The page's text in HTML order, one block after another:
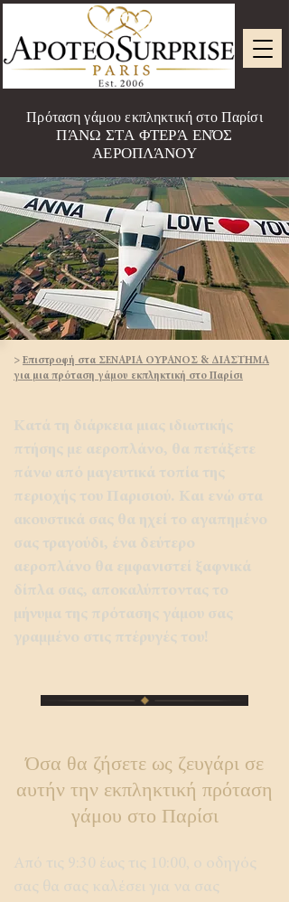
Πρόταση γάμου εκπληκτική στο Παρίσι
ΠΆΝΩ ΣΤΑ ΦΤΕΡΆ ΕΝΌΣ
ΑΕΡΟΠΛΆΝΟΥ
> Επιστροφή στα ΣΕΝΑΡΙΑ ΟΥΡΑΝΟΣ & ΔΙΑΣΤΗΜΑ
για μια πρόταση γάμου εκπληκτική στο Παρίσι​​
Κατά τη διάρκεια μιας ιδιωτικής
πτήσης με αεροπλάνο, θα πετάξετε
πάνω από μαγευτικά τοπία της
περιοχής του Παρισιού. Και ενώ στα
ακουστικά σας θα ηχεί το αγαπημένο
σας τραγούδι, ένα δεύτερο
αεροπλάνο θα εμφανιστεί ξαφνικά
δίπλα σας, αποκαλύπτοντας το
μήνυμα της πρότασης γάμου σας
γραμμένο στις πτέρυγές του!
Όσα θα ζήσετε ως ζευγάρι σε
αυτήν την εκπληκτική πρόταση
γάμου στο Παρίσι
Από τις 9:30 έως τις 10:00, ο οδηγός
σας θα σας καλέσει για να σας